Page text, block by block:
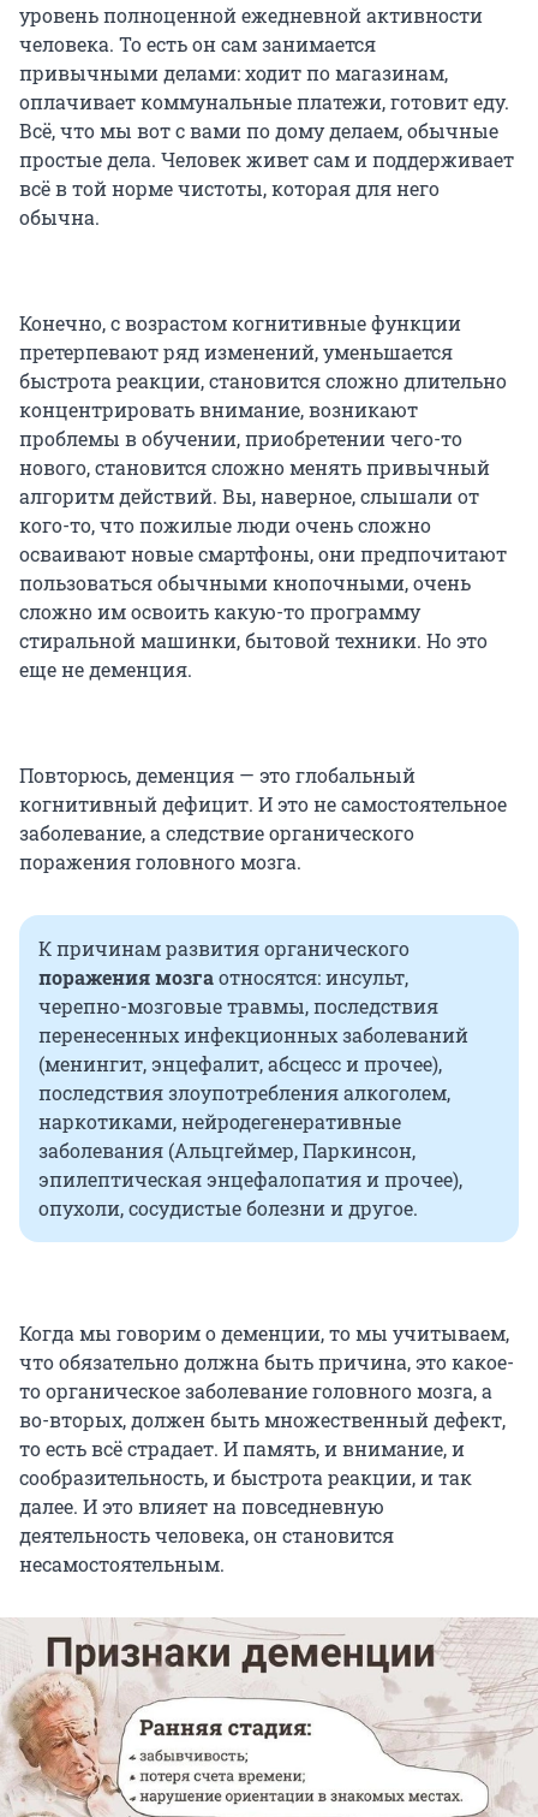
уровень полноценной ежедневной активности
человека. То есть он сам занимается
привычными делами: ходит по магазинам,
оплачивает коммунальные платежи, готовит еду.
Всё, что мы вот с вами по дому делаем, обычные
простые дела. Человек живет сам и поддерживает
всё в той норме чистоты, которая для него
обычна.
Конечно, с возрастом когнитивные функции
претерпевают ряд изменений, уменьшается
быстрота реакции, становится сложно длительно
концентрировать внимание, возникают
проблемы в обучении, приобретении чего-то
нового, становится сложно менять привычный
алгоритм действий. Вы, наверное, слышали от
кого-то, что пожилые люди очень сложно
осваивают новые смартфоны, они предпочитают
пользоваться обычными кнопочными, очень
сложно им освоить какую-то программу
стиральной машинки, бытовой техники. Но это
еще не деменция.
Повторюсь, деменция — это глобальный
когнитивный дефицит. И это не самостоятельное
заболевание, а следствие органического
поражения головного мозга.
К причинам развития органического
поражения мозгаотносятся: инсульт,
черепно-мозговые травмы, последствия
перенесенных инфекционных заболеваний
(менингит, энцефалит, абсцесс и прочее),
последствия злоупотребления алкоголем,
наркотиками, нейродегенеративные
заболевания (Альцгеймер, Паркинсон,
эпилептическая энцефалопатия и прочее),
опухоли, сосудистые болезни и другое.
Когда мы говорим о деменции, то мы учитываем,
что обязательно должна быть причина, это какое-
то органическое заболевание головного мозга, а
во-вторых, должен быть множественный дефект,
то есть всё страдает. И память, и внимание, и
сообразительность, и быстрота реакции, и так
далее. И это влияет на повседневную
деятельность человека, он становится
несамостоятельным.